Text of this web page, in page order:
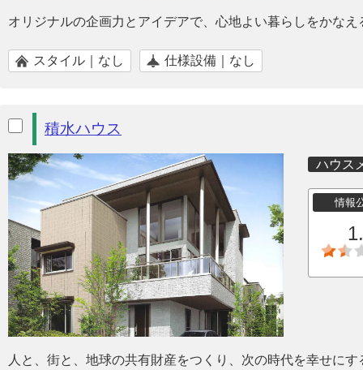
オリジナルの企画力とアイデアで、心地よい暮らしをかなえ
スタイル｜なし 仕様設備｜なし
積水ハウス
ハウス
情報
人と、街と、地球の共有財産をつくり、次の時代を幸せに